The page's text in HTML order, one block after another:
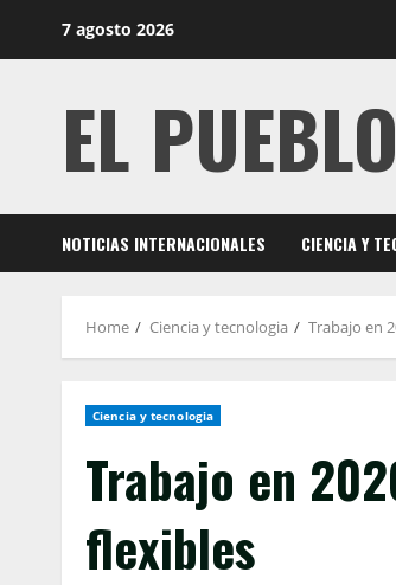
7 agosto 2026
EL PUEBLO
NOTICIAS INTERNACIONALES CIENCIA Y
Home Ciencia y tecnologia Trabajo en
Ciencia y tecnologia
Trabajo en
flexibles